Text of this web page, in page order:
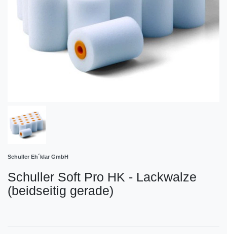
Schuller Eh´klar GmbH
Schuller Soft Pro HK - Lackwalze
(beidseitig gerade)